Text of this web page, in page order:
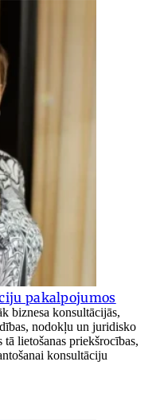
pakalpojumos
biznesa konsultācijās,
nodokļu un juridisko
lietošanas priekšrocības,
konsultāciju